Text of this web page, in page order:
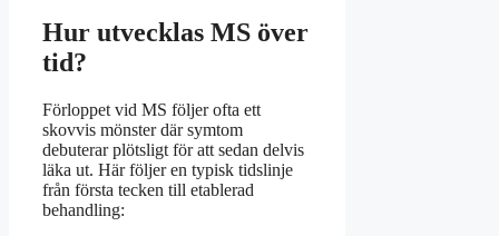
Hur utvecklas MS över
tid?
Förloppet vid MS följer ofta ett
skovvis mönster där symtom
debuterar plötsligt för att sedan delvis
läka ut. Här följer en typisk tidslinje
från första tecken till etablerad
behandling: